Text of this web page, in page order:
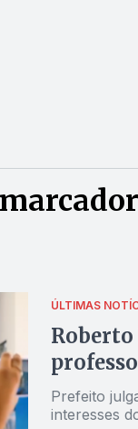
ÚLTIMAS
Roberto
Prefeito
interesses